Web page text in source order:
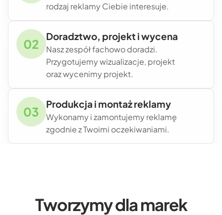
rodzaj reklamy Ciebie interesuje.
Doradztwo, projekt i wycena
Nasz zespół fachowo doradzi.
Przygotujemy wizualizacje, projekt
oraz wycenimy projekt.
Produkcja i montaż reklamy
Wykonamy i zamontujemy reklamę
zgodnie z Twoimi oczekiwaniami.
Tworzymy dla marek